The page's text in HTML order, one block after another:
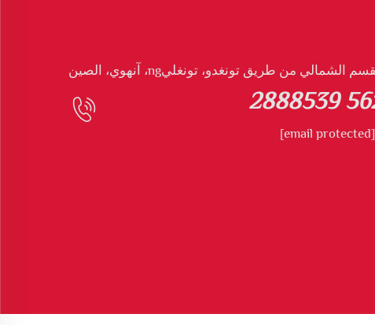
[email protected]